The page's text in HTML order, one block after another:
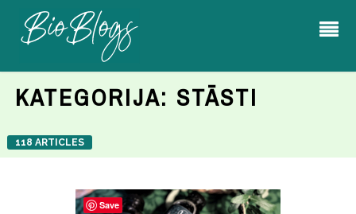
KATEGORIJA: STĀSTI
118 ARTICLES
Save